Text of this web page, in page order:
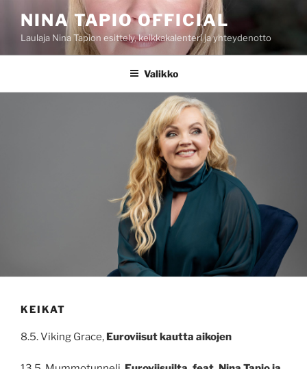
sisältöönNINA TAPIO OFFICIAL
Laulaja Nina Tapion esittely, keikkakalenteri ja yhteydenotto
Valikko
KEIKAT
8.5. Viking Grace, Euroviisut kautta aikojen